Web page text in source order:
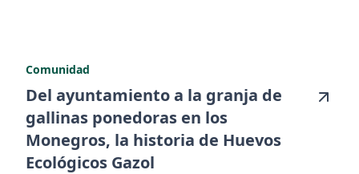
Comunidad
Del ayuntamiento a la granja de
gallinas ponedoras en los
Monegros, la historia de Huevos
Ecológicos Gazol